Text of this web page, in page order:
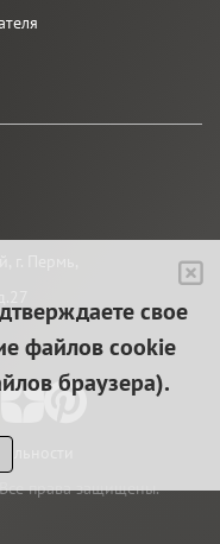
права защищены.
свое
файлов cookie
браузера).